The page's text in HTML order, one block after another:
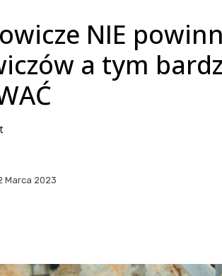
NIE
a tym
Marca 2023